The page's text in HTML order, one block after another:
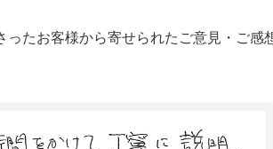
たお客様から寄せられたご意見・ご感